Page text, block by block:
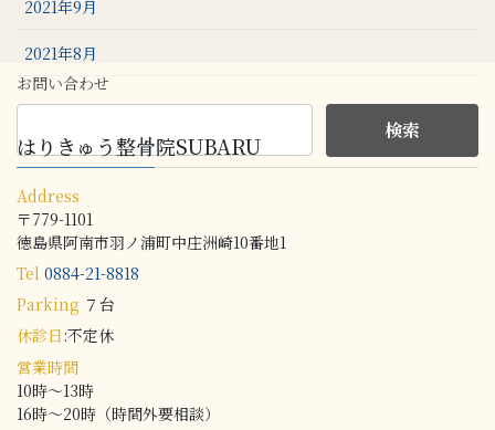
2021年9月
2021年8月
お問い合わせ
はりきゅう整骨院SUBARU
Address
〒779-1101
徳島県阿南市羽ノ浦町中庄洲崎10番地1
Tel 0884-21-8818
Parking ７台
休診日:不定休
営業時間
10時～13時
16時～20時 （時間外要相談）